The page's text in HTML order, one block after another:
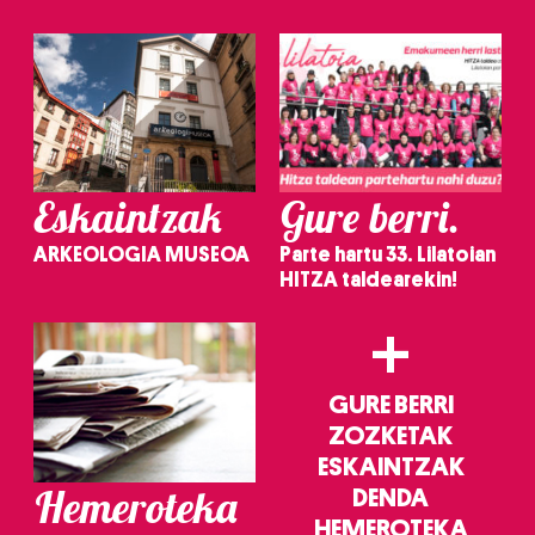
Eskaintzak
ARKEOLOGIA MUSEOA
Gure berri.
Parte hartu 33. Lilatoian
HITZA taldearekin!
Hemeroteka
+
GURE BERRI
ZOZKETAK
ESKAINTZAK
DENDA
HEMEROTEKA